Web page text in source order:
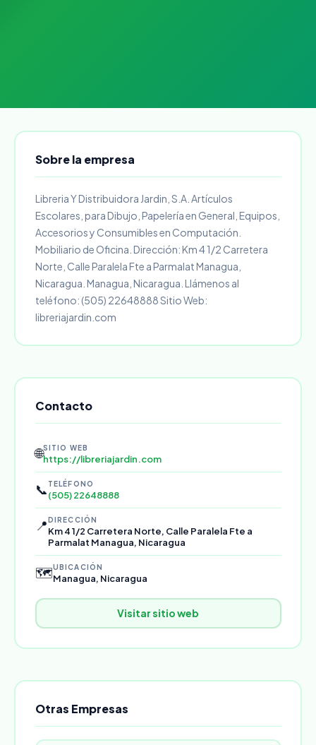
Sobre la empresa
Libreria Y Distribuidora Jardin, S.A. Artículos
Escolares, para Dibujo, Papelería en General, Equipos,
Accesorios y Consumibles en Computación.
Mobiliario de Oficina. Dirección: Km 4 1/2 Carretera
Norte, Calle Paralela Fte a Parmalat Managua,
Nicaragua. Managua, Nicaragua. Llámenos al
teléfono: (505) 22648888 Sitio Web:
libreriajardin.com
Contacto
🌐SITIO WEB
https://libreriajardin.com
📞 TELÉFONO
(505) 22648888
📍DIRECCIÓN
Km 4 1/2 Carretera Norte, Calle Paralela Fte a
Parmalat Managua, Nicaragua
🗺️UBICACIÓN
Managua, Nicaragua
Visitar sitio web
Otras Empresas